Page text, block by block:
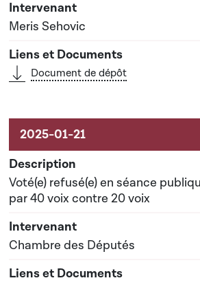
Meris Sehovic
Document de dépôt
Voté(e) refusé(e) en séance
par 40 voix contre 20 voix
Chambre des Députés